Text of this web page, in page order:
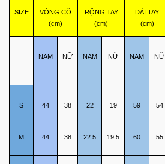
SIZE
VÒNG CỔ
(cm)
RỘNG TAY
(cm)
DÀI TAY
(cm)
NAM NỮ NAM NỮ NAM NỮ
S 44 38 22 19 59 54
M 44 38 22.5 19.5 60 55